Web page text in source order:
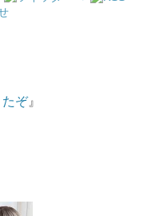
ぞ』